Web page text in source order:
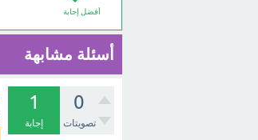
أفضل إجابة
أسئلة مشابهة
0
تصويتات
1
إجابة